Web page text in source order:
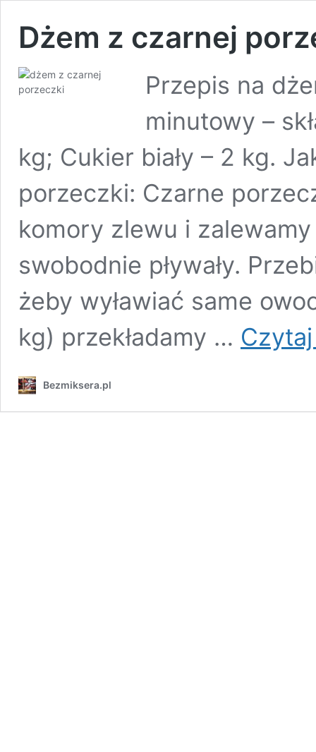
Dżem z czarnej
Przepis na
minutowy –
kg; Cukier biały – 2 kg.
porzeczki: Czarne
komory zlewu i
swobodnie pływały.
żeby wyławiać same
kg) przekładamy …
Bezmiksera.pl